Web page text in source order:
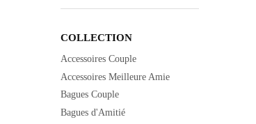
COLLECTION
Accessoires Couple
Accessoires Meilleure Amie
Bagues Couple
Bagues d'Amitié